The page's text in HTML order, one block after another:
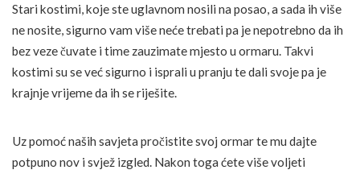
Stari kostimi, koje ste uglavnom nosili na posao, a sada ih više
ne nosite, sigurno vam više neće trebati pa je nepotrebno da ih
bez veze čuvate i time zauzimate mjesto u ormaru. Takvi
kostimi su se već sigurno i isprali u pranju te dali svoje pa je
krajnje vrijeme da ih se riješite.
Uz pomoć naših savjeta pročistite svoj ormar te mu dajte
potpuno nov i svjež izgled. Nakon toga ćete više voljeti